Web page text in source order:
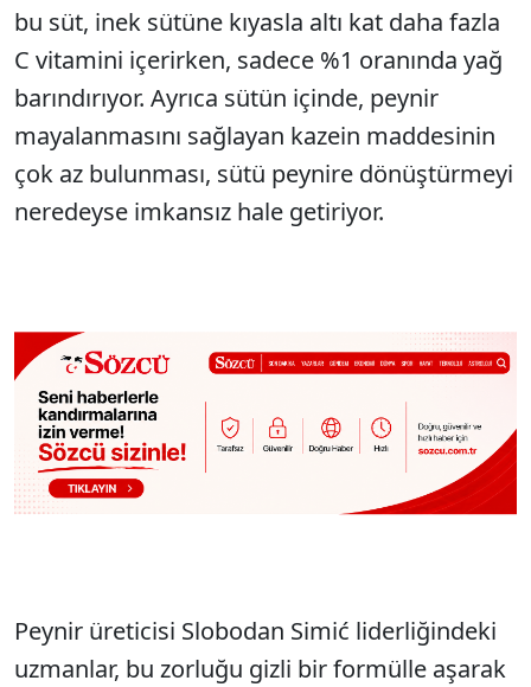
bu süt, inek sütüne kıyasla altı kat daha fazla
C vitamini içerirken, sadece %1 oranında yağ
barındırıyor. Ayrıca sütün içinde, peynir
mayalanmasını sağlayan kazein maddesinin
çok az bulunması, sütü peynire dönüştürmeyi
neredeyse imkansız hale getiriyor.
Peynir üreticisi Slobodan Simić liderliğindeki
uzmanlar, bu zorluğu gizli bir formülle aşarak